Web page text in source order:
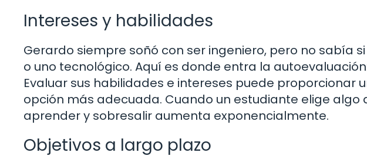
Intereses y habilidades
Gerardo siempre soñó con ser ingeniero, pero no sabía
o uno tecnológico. Aquí es donde entra la
Evaluar sus habilidades e intereses puede proporcionar
opción más adecuada. Cuando un estudiante elige algo
aprender y sobresalir aumenta exponencialmente.
Objetivos a largo plazo